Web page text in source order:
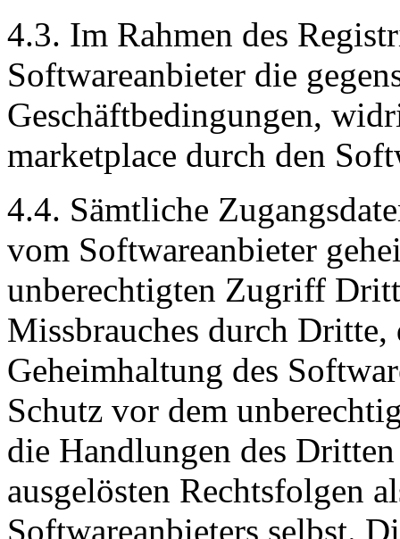
4.3. Im Rahmen des
Softwareanbieter die
Geschäftbedingungen,
marketplace durch den
4.4. Sämtliche
vom Softwareanbieter
unberechtigten Zugriff
Missbrauches durch Dritte,
Geheimhaltung des
Schutz vor dem
die Handlungen des
ausgelösten Rechtsfolgen
Softwareanbieters selbst.